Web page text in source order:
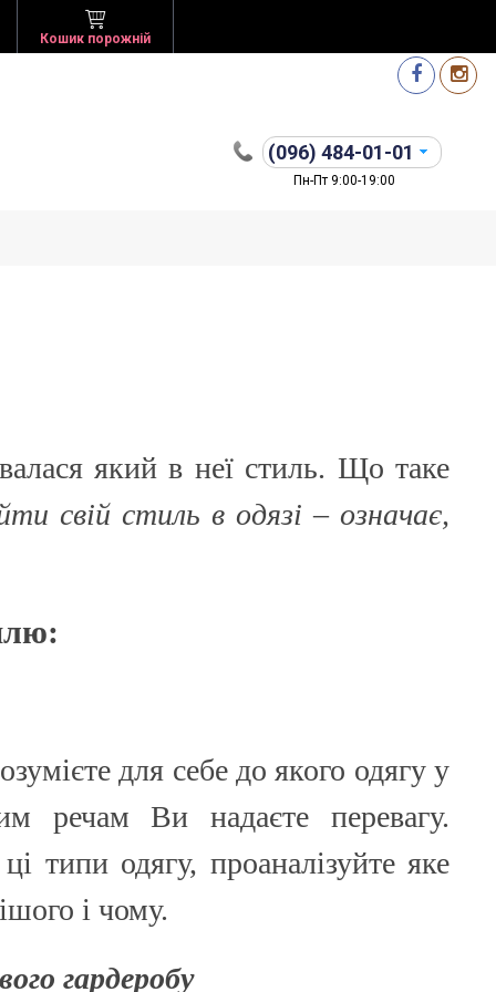
Кошик порожній
(096) 484-01-01
Пн-Пт 9:00-19:00
ШОРТИ ТА БРЮКИ: ІДЕАЛЬНИЙ ВИБІР
який в неї стиль. Що таке
свій стиль в одязі – означає,
для себе до якого одягу у
речам Ви надаєте перевагу.
типи одягу, проаналізуйте яке
і чому.
гардеробу